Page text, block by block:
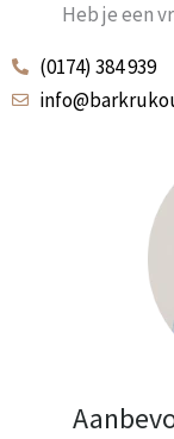
Heb je een
(0174) 384 939